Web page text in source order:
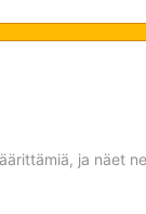
ja näet